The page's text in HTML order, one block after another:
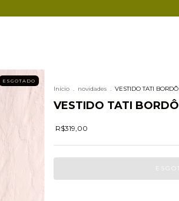
ESGOTADO
Início . novidades . VESTIDO TATI BORDÔ
VESTIDO TATI BORDÔ
R$319,00